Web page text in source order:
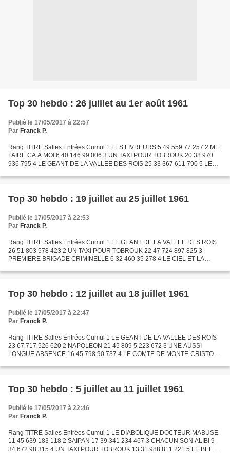
Top 30 hebdo : 26 juillet au 1er août 1961
Publié le 17/05/2017 à 22:57
Par Franck P.
Rang TITRE Salles Entrées Cumul 1 LES LIVREURS 5 49 559 77 257 2 ME
FAIRE CA A MOI 6 40 146 99 006 3 UN TAXI POUR TOBROUK 20 38 970
936 795 4 LE GEANT DE LA VALLEE DES ROIS 25 33 367 611 790 5 LE
Top 30 hebdo : 19 juillet au 25 juillet 1961
Publié le 17/05/2017 à 22:53
Par Franck P.
Rang TITRE Salles Entrées Cumul 1 LE GEANT DE LA VALLEE DES ROIS
26 51 803 578 423 2 UN TAXI POUR TOBROUK 22 47 724 897 825 3
PREMIERE BRIGADE CRIMINELLE 6 32 460 35 278 4 LE CIEL ET LA
L'HOMME...
Top 30 hebdo : 12 juillet au 18 juillet 1961
Publié le 17/05/2017 à 22:47
Par Franck P.
Rang TITRE Salles Entrées Cumul 1 LE GEANT DE LA VALLEE DES ROIS
23 67 717 526 620 2 NAPOLEON 21 45 809 5 223 672 3 UNE AUSSI
LONGUE ABSENCE 16 45 798 90 737 4 LE COMTE DE MONTE-CRISTO
101...
Top 30 hebdo : 5 juillet au 11 juillet 1961
Publié le 17/05/2017 à 22:46
Par Franck P.
Rang TITRE Salles Entrées Cumul 1 LE DIABOLIQUE DOCTEUR MABUSE
11 45 639 183 118 2 SAIPAN 17 39 341 234 467 3 CHACUN SON ALIBI 9
34 672 98 315 4 UN TAXI POUR TOBROUK 13 31 988 811 221 5 LE BEL